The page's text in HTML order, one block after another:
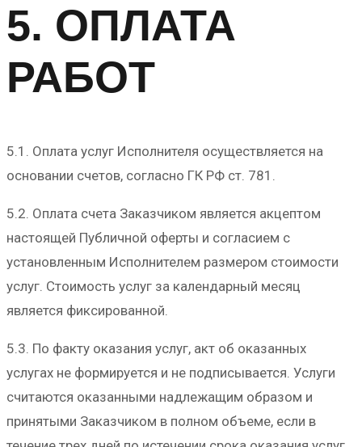
5. ОПЛАТА
РАБОТ
5.1. Оплата услуг Исполнителя осуществляется на
основании счетов, согласно ГК РФ ст. 781.
5.2. Оплата счета Заказчиком является акцептом
настоящей Публичной оферты и согласием с
установленным Исполнителем размером стоимости
услуг. Стоимость услуг за календарный месяц
является фиксированной.
5.3. По факту оказания услуг, акт об оказанных
услугах не формируется и не подписывается. Услуги
считаются оказанными надлежащим образом и
принятыми Заказчиком в полном объеме, если в